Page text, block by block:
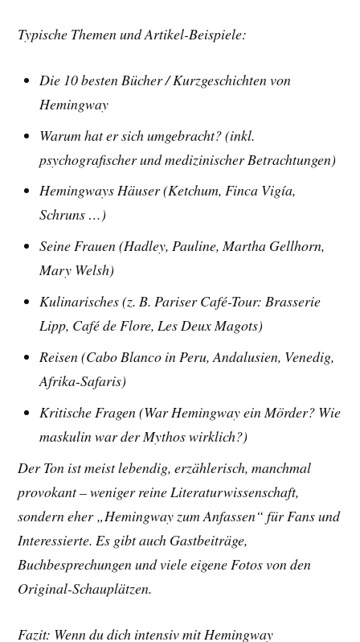
Typische Themen und Artikel-Beispiele:
Die 10 besten Bücher /Kurzgeschichten von
Hemingway
Warum hat er sich umgebracht? (inkl.
psychografischer und medizinischer Betrachtungen)
Hemingways Häuser (Ketchum, Finca Vigía,
Schruns …)
Seine Frauen (Hadley, Pauline, Martha Gellhorn,
Mary Welsh)
Kulinarisches (z. B. Pariser Café-Tour: Brasserie
Lipp, Café de Flore, Les Deux Magots)
Reisen (Cabo Blanco in Peru, Andalusien, Venedig,
Afrika-Safaris)
Kritische Fragen (War Hemingway ein Mörder? Wie
maskulin war der Mythos wirklich?)
Der Ton ist meist lebendig, erzählerisch, manchmal
provokant – weniger reine Literaturwissenschaft,
sondern eher „Hemingway zum Anfassen“ für Fans und
Interessierte. Es gibt auch Gastbeiträge,
Buchbesprechungen und viele eigene Fotos von den
Original-Schauplätzen.
Fazit: Wenn du dich intensiv mit Hemingway